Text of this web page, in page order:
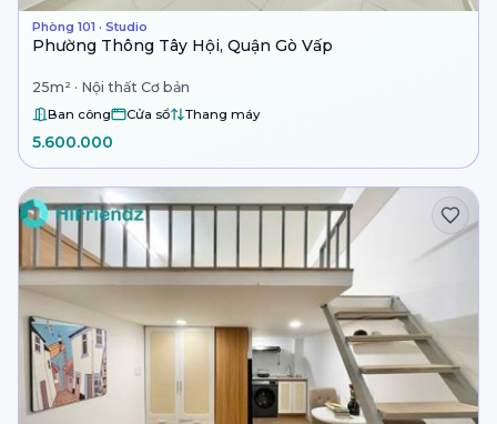
Phòng 101 · Studio
Phường Thông Tây Hội, Quận Gò Vấp
25m² · Nội thất Cơ bản
Ban công Cửa sổ Thang máy
5.600.000